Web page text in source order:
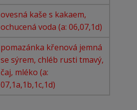
ovesná kaše s kakaem,
ochucená voda (a: 06,07,1d)
pomazánka křenová jemná
se sýrem, chléb rusti tmavý,
čaj, mléko (a:
07,1a,1b,1c,1d)